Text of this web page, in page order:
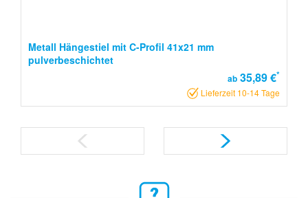
Metall Hängestiel mit C-Profil 41x21 mm
pulverbeschichtet
ab 35,89 €*
Lieferzeit 10-14 Tage